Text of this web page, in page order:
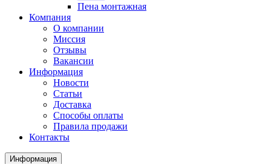
Пена монтажная
Компания
О компании
Миссия
Отзывы
Вакансии
Информация
Новости
Статьи
Доставка
Способы оплаты
Правила продажи
Контакты
Информация